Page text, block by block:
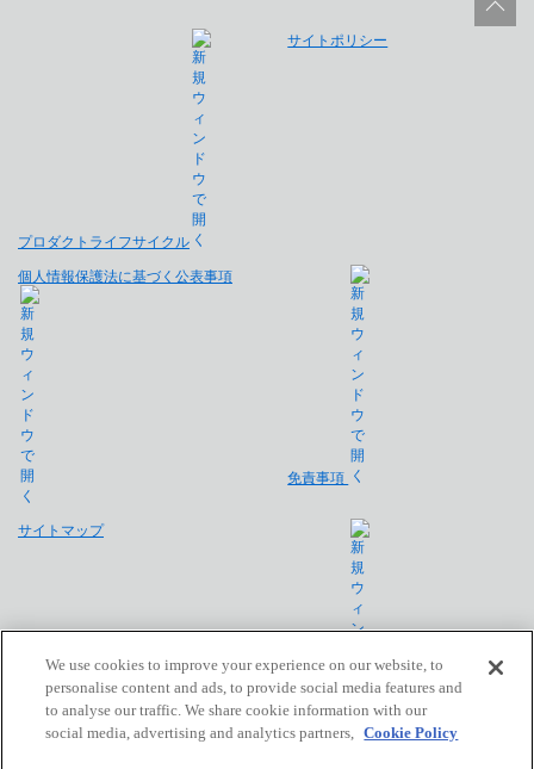
プロダクトライフサイクル
サイトポリシー
個人情報保護法に基づく公表事項
免責事項
サイトマップ
会社概要
We use cookies to improve your experience on our website, to
personalise content and ads, to provide social media features and
to analyse our traffic. We share cookie information with our
social media, advertising and analytics partners, Cookie Policy